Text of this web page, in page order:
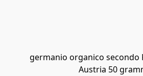
germanio organico secondo
Austria 50